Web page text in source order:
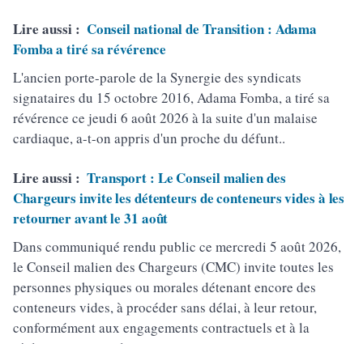
Lire aussi : Conseil national de Transition : Adama
Fomba a tiré sa révérence
L'ancien porte-parole de la Synergie des syndicats
signataires du 15 octobre 2016, Adama Fomba, a tiré sa
révérence ce jeudi 6 août 2026 à la suite d'un malaise
cardiaque, a-t-on appris d'un proche du défunt..
Lire aussi : Transport : Le Conseil malien des
Chargeurs invite les détenteurs de conteneurs vides à les
retourner avant le 31 août
Dans communiqué rendu public ce mercredi 5 août 2026,
le Conseil malien des Chargeurs (CMC) invite toutes les
personnes physiques ou morales détenant encore des
conteneurs vides, à procéder sans délai, à leur retour,
conformément aux engagements contractuels et à la